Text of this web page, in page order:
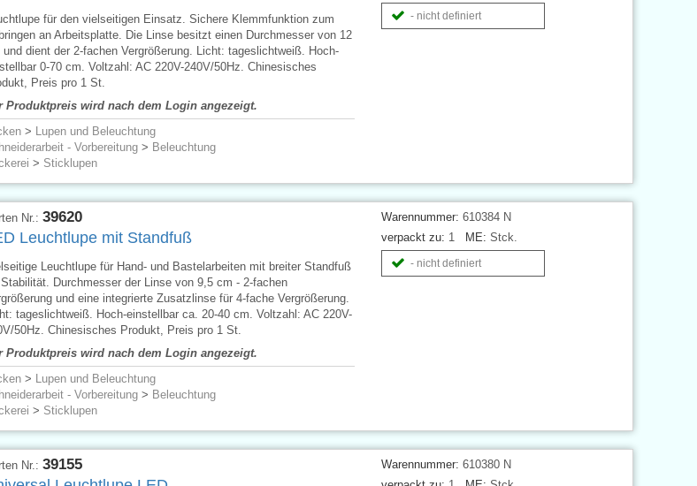
- nicht definiert
für den vielseitigen Einsatz. Sichere Klemmfunktion zum
an Arbeitsplatte. Die Linse besitzt einen Durchmesser von 12
und dient der 2-fachen Vergrößerung. Licht: tageslichtweiß. Hoch-
0-70 cm. Voltzahl: AC 220V-240V/50Hz. Chinesisches
Preis pro 1 St.
Produktpreis wird nach dem Login angezeigt.
> Lupen und Beleuchtung
- Vorbereitung> Beleuchtung
> Sticklupen
Warennummer: 610384 N
verpackt zu: 1 ME: Stck.
- nicht definiert
Nr.: 39620
Leuchtlupe mit Standfuß
Leuchtlupe für Hand- und Bastelarbeiten mit breiter Standfuß
Durchmesser der Linse von 9,5 cm - 2-fachen
und eine integrierte Zusatzlinse für 4-fache Vergrößerung.
tageslichtweiß. Hoch-einstellbar ca. 20-40 cm. Voltzahl: AC 220V-
50Hz. Chinesisches Produkt, Preis pro 1 St.
Produktpreis wird nach dem Login angezeigt.
> Lupen und Beleuchtung
- Vorbereitung> Beleuchtung
> Sticklupen
Warennummer: 610380 N
Nr.: 39155